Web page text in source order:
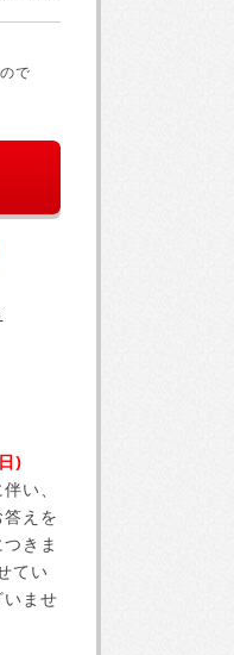
で
)
い、
えを
きま
てい
ませ